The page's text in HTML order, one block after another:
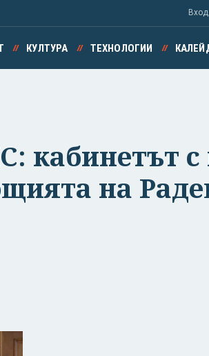
Вход
КУЛТУРА ТЕХНОЛОГИИ
кабинетът
на